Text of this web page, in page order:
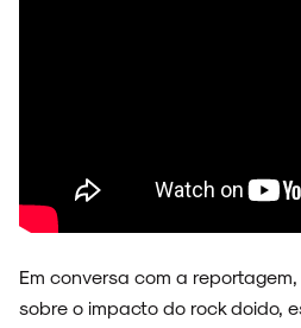
Em conversa com a
sobre o impacto do rock doido,